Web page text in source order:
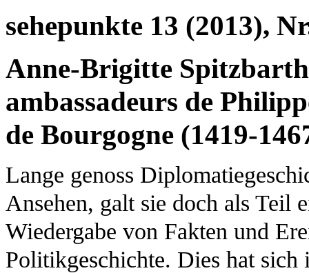
sehepunkte 13 (2013),
Anne-Brigitte
ambassadeurs de
de Bourgogne (1419-
Lange genoss
Ansehen, galt sie doch als Teil
Wiedergabe von Fakten und
Politikgeschichte. Dies hat